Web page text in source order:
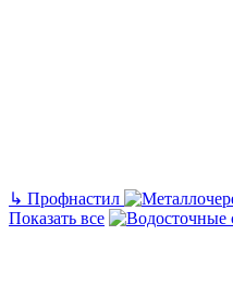
↳ Профнастил
Показать все